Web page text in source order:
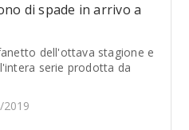
di spade in arrivo a
dell'ottava stagione e
serie prodotta da
2019